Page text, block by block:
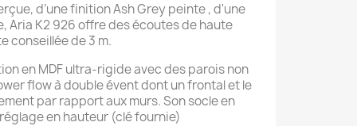
d’une finition Ash Grey peinte , d'une
Aria K2 926 offre des écoutes de haute
conseillée de 3 m.
en MDF ultra-rigide avec des parois non
flow à double évent dont un frontal et le
par rapport aux murs. Son socle en
en hauteur (clé fournie)